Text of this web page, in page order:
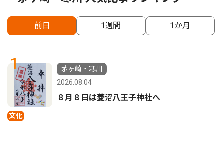
前日 1週間 1か月
1
文化
茅ヶ崎・寒川
2026.08.04
８月８日は菱沼八王子神社へ